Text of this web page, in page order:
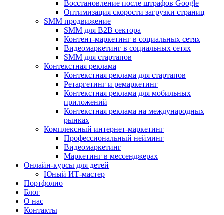
Восстановление после штрафов Google
Оптимизация скорости загрузки страниц
SMM продвижение
SMM для B2B сектора
Контент-маркетинг в социальных сетях
Видеомаркетинг в социальных сетях
SMM для стартапов
Контекстная реклама
Контекстная реклама для стартапов
Ретаргетинг и ремаркетинг
Контекстная реклама для мобильных
приложений
Контекстная реклама на международных
рынках
Комплексный интернет-маркетинг
Профессиональный нейминг
Видеомаркетинг
Маркетинг в мессенджерах
Онлайн-курсы для детей
Юный ИТ-мастер
Портфолио
Блог
О нас
Контакты